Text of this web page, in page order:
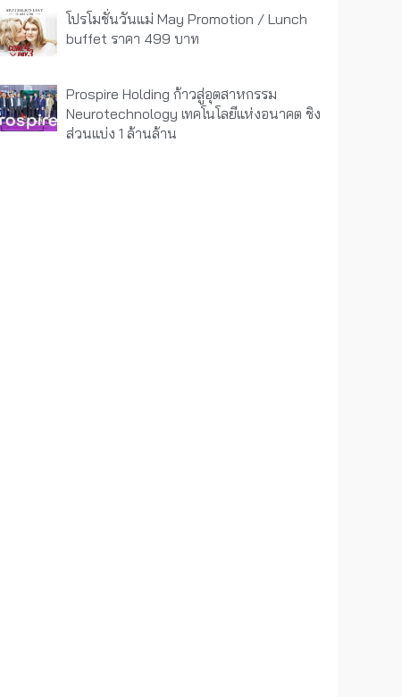
โปรโมชั่นวันแม่ May Promotion / Lunch
buffet ราคา 499 บาท
Prospire Holding ก้าวสู่อุตสาหกรรม
Neurotechnology เทคโนโลยีแห่งอนาคต ชิง
ส่วนแบ่ง 1 ล้านล้าน